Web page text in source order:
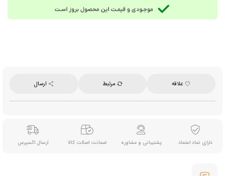
مواد جامد شیر، شکر، پودر بادام، پودر زعفران و عامل ضدکلوخه‌شدن (E551)
توجه:
این محصول حاوی شیر است؛ اگر به این ماده حساسیت دارید در مصرف آن احتیاط کنید.
تعداد کپسول در هر بسته:
محصول:بحرین
علاقه مرتبط ارسال
دارای نماد اعتماد پشتیبانی و مشاوره ضمانت اصالت کالا ارسال اکسپرس